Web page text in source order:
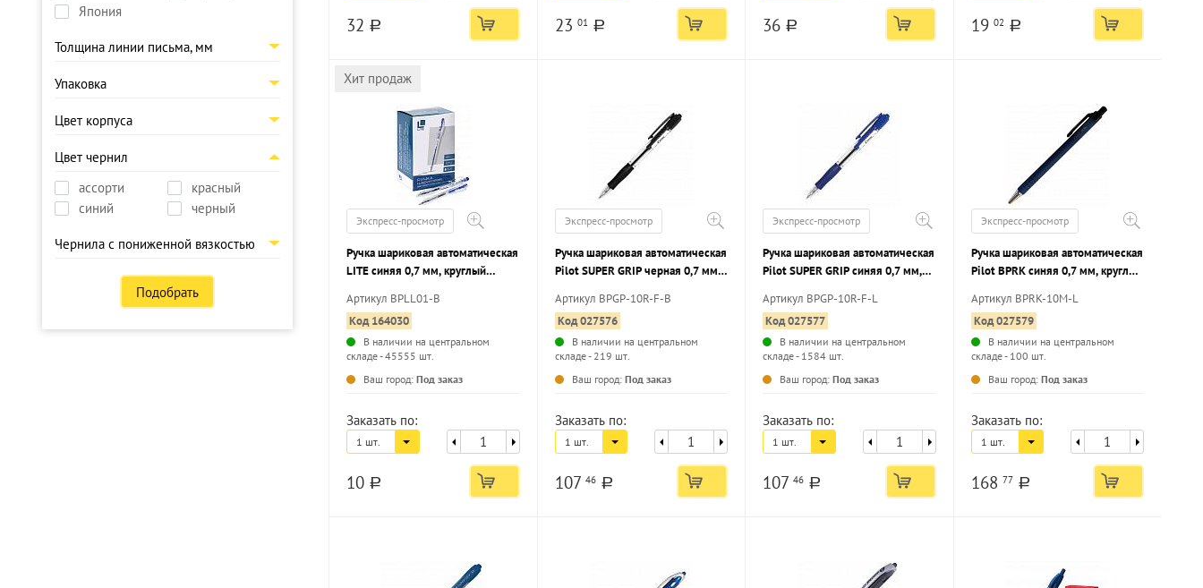
Япония
Толщина линии письма, мм
Упаковка
Цвет корпуса
Цвет чернил
ассорти
красный
синий
черный
Чернила с пониженной вязкостью
Подобрать
32 a 23 01 a 36 a 19 02 a
Хит продаж
Экспресс-просмотр
Ручка шариковая автоматическая
LITE синяя 0,7 мм, круглый
Артикул BPLL01-B
Код 164030
В наличии на центральном
складе - 45555 шт.
Ваш город: Под заказ
Заказать по:
1 шт.
10 a
Экспресс-просмотр
Ручка шариковая автоматическая
Pilot SUPER GRIP черная 0,7 мм,
Артикул BPGP-10R-F-B
Код 027576
В наличии на центральном
складе - 219 шт.
Ваш город: Под заказ
Заказать по:
1 шт.
107 46 a
Экспресс-просмотр
Ручка шариковая автоматическая
Pilot SUPER GRIP cиняя 0,7 мм,
Артикул BPGP-10R-F-L
Код 027577
В наличии на центральном
складе - 1584 шт.
Ваш город: Под заказ
Заказать по:
1 шт.
107 46 a
Экспресс-просмотр
Ручка шариковая автоматическая
Pilot BPRK синяя 0,7 мм, круглый
Артикул BPRK-10M-L
Код 027579
В наличии на центральном
складе - 100 шт.
Ваш город: Под заказ
Заказать по:
1 шт.
168 77 a